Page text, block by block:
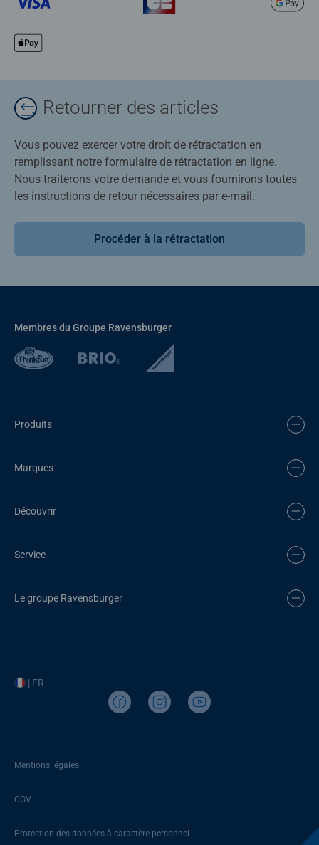
Retourner des articles
Vous pouvez exercer votre droit de rétractation en
remplissant notre formulaire de rétractation en ligne.
Nous traiterons votre demande et vous fournirons toutes
les instructions de retour nécessaires par e-mail.
Procéder à la rétractation
Membres du Groupe Ravensburger
Produits
Marques
Découvrir
Service
Le groupe Ravensburger
| FR
Mentions légales
CGV
Protection des données à caractère personnel